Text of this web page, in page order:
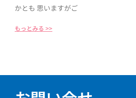
かとも 思いますがご
もっとみる >>